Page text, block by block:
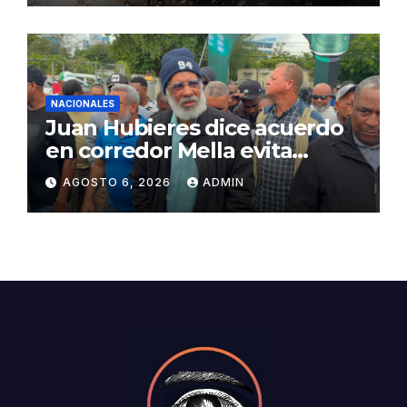
NACIONALES
Juan Hubieres dice acuerdo
en corredor Mella evita
conflictos innecesarios
AGOSTO 6, 2026 ADMIN